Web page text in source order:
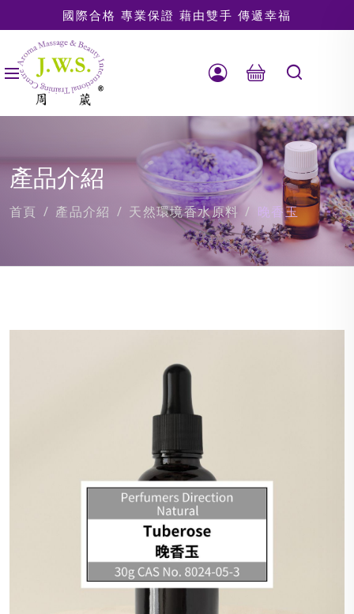
國際合格 專業保證 藉由雙手 傳遞幸福
產品介紹
首頁 產品介紹 天然環境香水原料 晚香玉